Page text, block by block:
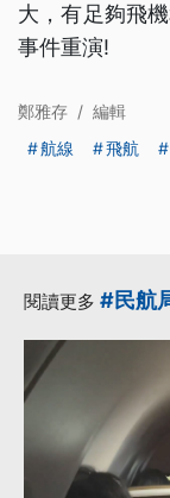
大，有足夠飛
事件重演!
鄭雅存 / 編輯
航線
飛航
閱讀更多 #民航